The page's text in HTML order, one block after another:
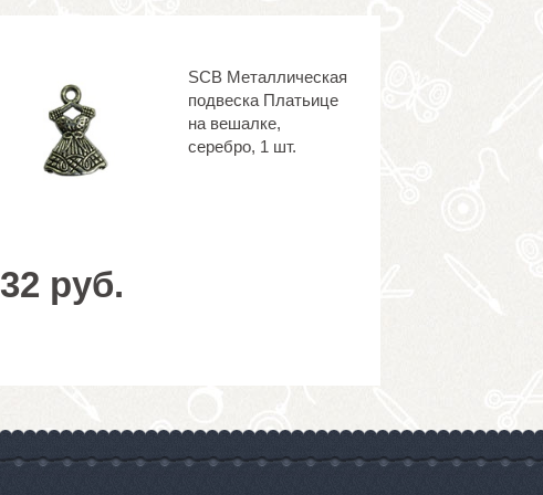
SCB Металлическая
подвеска Платьице
на вешалке,
серебро, 1 шт.
32 руб.